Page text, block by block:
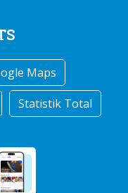
Maps
Statistik Total